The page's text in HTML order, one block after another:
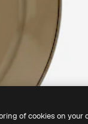
of cookies on your